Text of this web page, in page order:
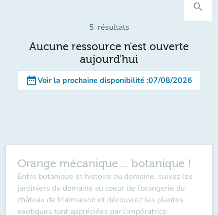
search
5 résultats
Aucune ressource n'est ouverte
aujourd'hui
date_rangeVoir la prochaine disponibilité :07/08/2026
Orange mécanique… botanique !
Entre botanique et histoire du domaine, suivez les
jardiniers du domaine au coeur de l’orangerie du
château de Malmaison et découvrez les plantes
exotiques tant appréciées par l’Impératrice.